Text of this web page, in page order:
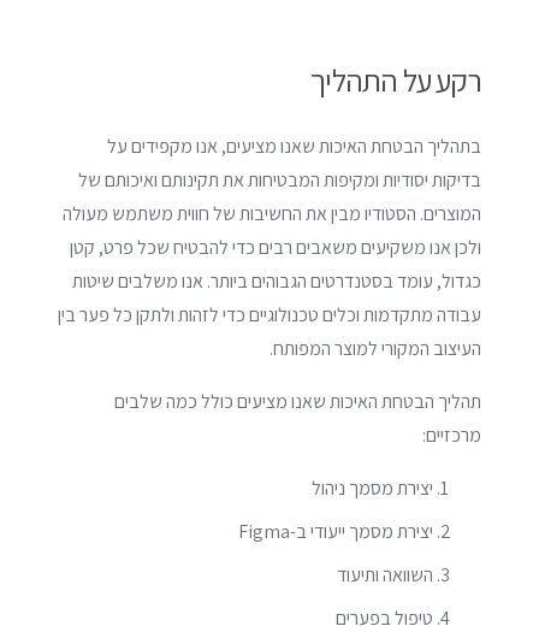
רקע על התהליך
בתהליך הבטחת האיכות שאנו מציעים, אנו מקפידים על
בדיקות יסודיות ומקיפות המבטיחות את תקינותם ואיכותם של
המוצרים. הסטודיו מבין את החשיבות של חווית משתמש מעולה
ולכן אנו משקיעים משאבים רבים כדי להבטיח שכל פרט, קטן
כגדול, עומד בסטנדרטים הגבוהים ביותר. אנו משלבים שיטות
עבודה מתקדמות וכלים טכנולוגיים כדי לזהות ולתקן כל פער בין
העיצוב המקורי למוצר המפותח.
תהליך הבטחת האיכות שאנו מציעים כולל כמה שלבים
מרכזיים:
יצירת מסמך ניהול
יצירת מסמך ייעודי ב-Figma
השוואה ותיעוד
טיפול בפערים